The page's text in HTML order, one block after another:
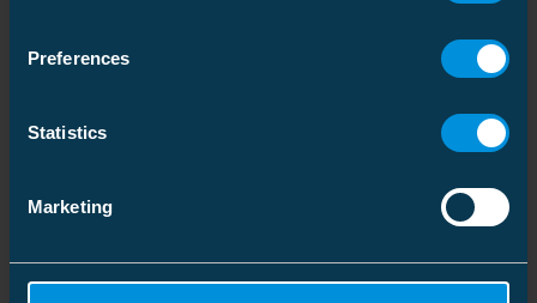
Preferences
Statistics
Marketing
Montasjeanvisning Download
Filtype: PDF
Download